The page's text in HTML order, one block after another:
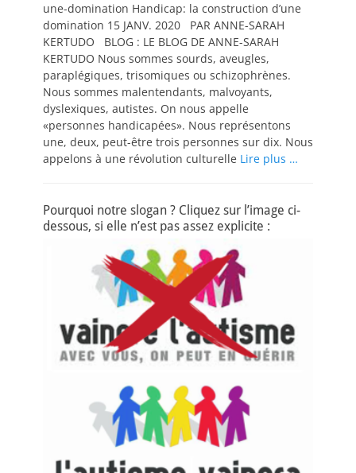
une-domination Handicap: la construction d’une
domination 15 JANV. 2020 PAR ANNE-SARAH
KERTUDO BLOG : LE BLOG DE ANNE-SARAH
KERTUDO Nous sommes sourds, aveugles,
paraplégiques, trisomiques ou schizophrènes.
Nous sommes malentendants, malvoyants,
dyslexiques, autistes. On nous appelle
«personnes handicapées». Nous représentons
une, deux, peut-être trois personnes sur dix. Nous
appelons à une révolution culturelle Lire plus …
Pourquoi notre slogan ? Cliquez sur l’image ci-
dessous, si elle n’est pas assez explicite :